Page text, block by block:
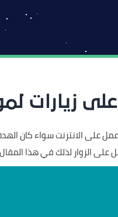
على زيارات
عمل على الانترنت سواء كان
على الزوار لذلك في هذا